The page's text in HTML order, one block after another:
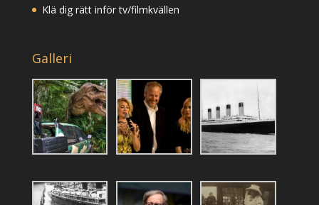
Klä dig rätt inför tv/filmkvällen
Galleri